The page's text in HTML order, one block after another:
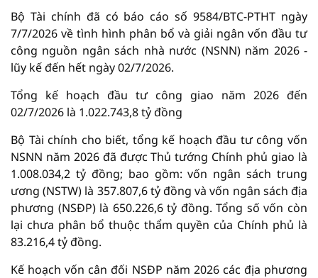
Bộ Tài chính đã có báo cáo số 9584/BTC-PTHT ngày
7/7/2026 về tình hình phân bổ và giải ngân vốn đầu tư
công nguồn ngân sách nhà nước (NSNN) năm 2026 -
lũy kế đến hết ngày 02/7/2026.
Tổng kế hoạch đầu tư công giao năm 2026 đến
02/7/2026 là 1.022.743,8 tỷ đồng
Bộ Tài chính cho biết, tổng kế hoạch đầu tư công vốn
NSNN năm 2026 đã được Thủ tướng Chính phủ giao là
1.008.034,2 tỷ đồng; bao gồm: vốn ngân sách trung
ương (NSTW) là 357.807,6 tỷ đồng và vốn ngân sách địa
phương (NSĐP) là 650.226,6 tỷ đồng. Tổng số vốn còn
lại chưa phân bổ thuộc thẩm quyền của Chính phủ là
83.216,4 tỷ đồng.
Kế hoạch vốn cân đối NSĐP năm 2026 các địa phương